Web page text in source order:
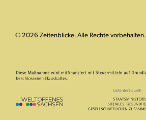
© 2026 Zeitenblicke. Alle Rechte vorbehalten.